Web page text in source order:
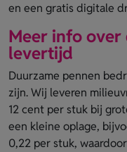
en een gratis digitale
Meer info over
levertijd
Duurzame pennen
zijn. Wij leveren
12 cent per stuk bij
een kleine oplage,
0,22 per stuk,